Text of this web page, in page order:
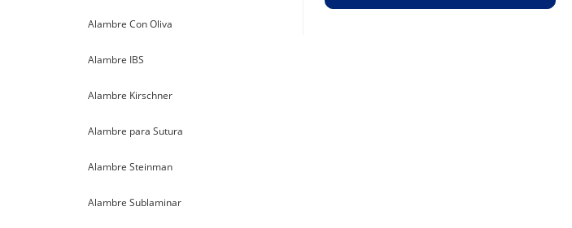
Alambre Con Oliva
Alambre IBS
Alambre Kirschner
Alambre para Sutura
Alambre Steinman
Alambre Sublaminar